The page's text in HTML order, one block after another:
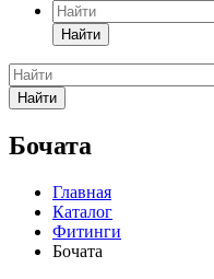
Найти
Найти
Бочата
Главная
Каталог
Фитинги
Бочата